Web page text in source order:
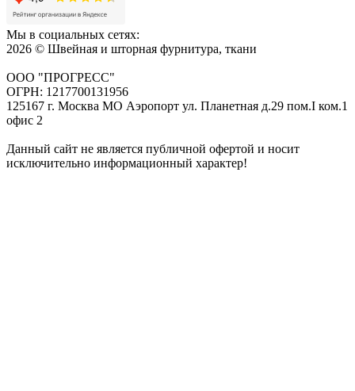
Мы в социальных сетях:
2026 © Швейная и шторная фурнитура, ткани
ООО "ПРОГРЕСС"
ОГРН: 1217700131956
125167 г. Москва МО Аэропорт ул. Планетная д.29 пом.I ком.1
офис 2
Данный сайт не является публичной офертой и носит
исключительно информационный характер!